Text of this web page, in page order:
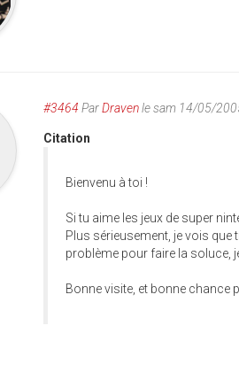
#3464 ParDravenle sam 14/05/
Citation
Bienvenu à toi !
Si tu aime les jeux de super
Plus sérieusement, je vois
problème pour faire la soluce,
Bonne visite, et bonne chance